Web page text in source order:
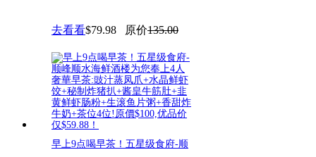
去看看$79.98 原价135.00
早上9点喝早茶！五星级食府-顺